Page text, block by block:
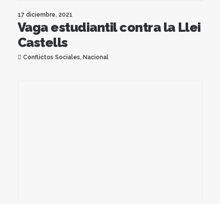
17 diciembre, 2021
Vaga estudiantil contra la Llei
Castells
Conflictos Sociales, Nacional